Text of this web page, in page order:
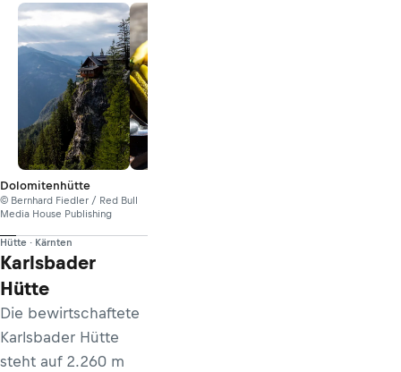
Dolomitenhütte
© Bernhard Fiedler / Red Bull
Media House Publishing
Hütte · Kärnten
Karlsbader
Hütte
Die bewirtschaftete
Karlsbader Hütte
steht auf 2.260 m